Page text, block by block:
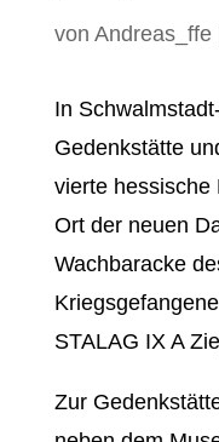
von Andreas_ffe|
In
Gedenkstätte
vierte hessische
Ort der neuen
Wachbaracke
STALAG IX A
Zur